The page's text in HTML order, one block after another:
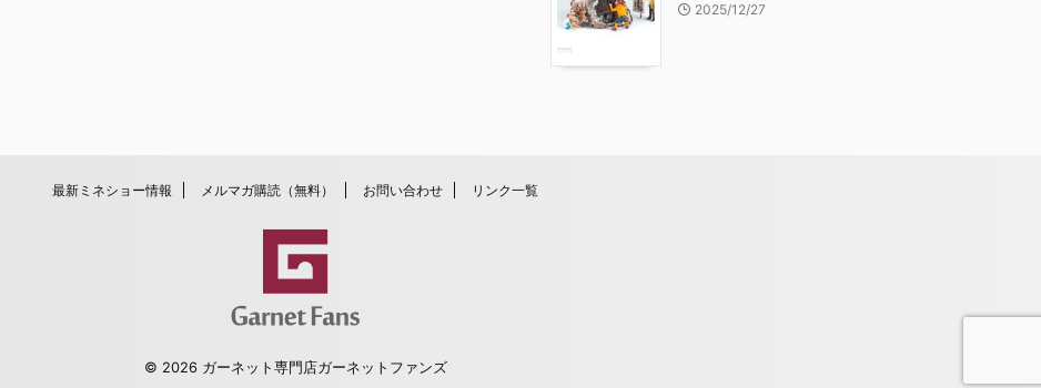
2025/12/27
最新ミネショー情報 メルマガ購読（無料） お問い合わせ リンク一覧
© 2026 ガーネット専門店ガーネットファンズ